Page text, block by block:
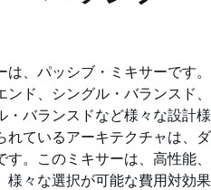
、パッシブ・ミキサーです。
ド、シングル・バランスド、
・バランスドなど様々な設計様
れているアーキテクチャは、ダ
。このミキサーは、高性能、
様々な選択が可能な費用対効果